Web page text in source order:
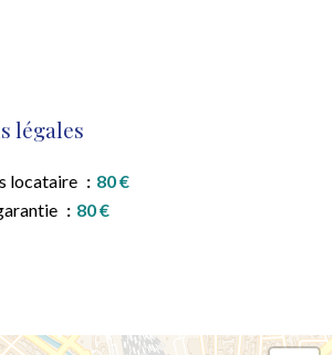
légales
locataire
80 €
80 €